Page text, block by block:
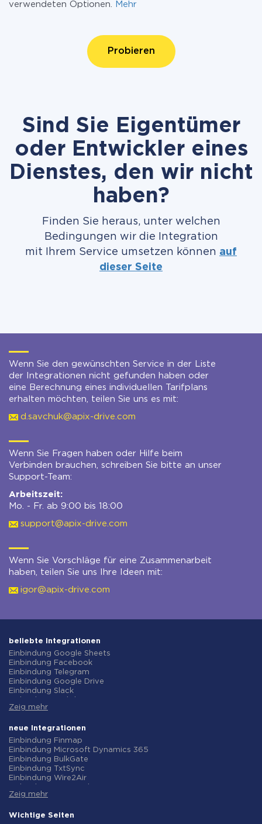
verwendeten Optionen.
Mehr
Probieren
Sind Sie Eigentümer
oder Entwickler eines
Dienstes, den wir nicht
haben?
Finden Sie heraus, unter welchen
Bedingungen wir die Integration
mit Ihrem Service umsetzen können auf
dieser Seite
Wenn Sie den gewünschten Service in der Liste
der Integrationen nicht gefunden haben oder
eine Berechnung eines individuellen Tarifplans
erhalten möchten, teilen Sie uns es mit:
d.savchuk@apix-drive.com
Wenn Sie Fragen haben oder Hilfe beim
Verbinden brauchen, schreiben Sie bitte an unser
Support-Team:
Arbeitszeit:
Mo. - Fr. ab 9:00 bis 18:00
support@apix-drive.com
Wenn Sie Vorschläge für eine Zusammenarbeit
haben, teilen Sie uns Ihre Ideen mit:
igor@apix-drive.com
beliebte Integrationen
Einbindung Google Sheets
Einbindung Facebook
Einbindung Telegram
Einbindung Google Drive
Einbindung Slack
Einbindung Gmail
Einbindung ClickUp
Einbindung Airtable
Einbindung Google Contacts
Einbindung OpenAI (ChatGPT)
Einbindung Instagram
Einbindung ActiveCampaign
Einbindung Typeform
Einbindung Salesforce CRM
Einbindung Notion
Zeig mehr
neue Integrationen
Einbindung Finmap
Einbindung Microsoft Dynamics 365
Einbindung BulkGate
Einbindung TxtSync
Einbindung Wire2Air
Einbindung Infobip
Einbindung AtomPark
Zeig mehr
Wichtige Seiten